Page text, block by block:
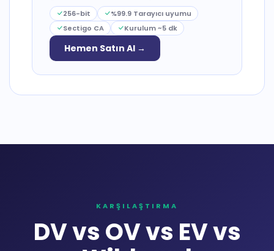
256-bit
%99.9 Tarayıcı uyumu
Sectigo CA
Kurulum ~5 dk
Hemen Satın Al →
KARŞILAŞTIRMA
DV vs OV vs EV vs